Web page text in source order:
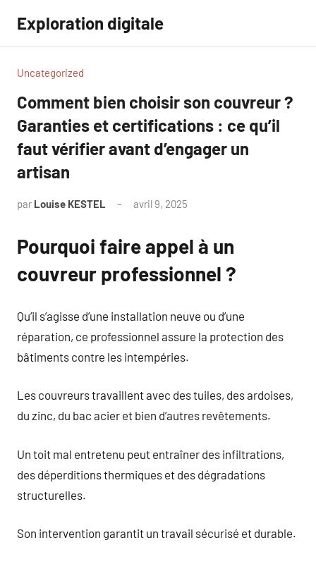
contenu
Exploration digitale
Uncategorized
Comment bien choisir son couvreur ?
Garanties et certifications : ce qu’il
faut vérifier avant d’engager un
artisan
par Louise KESTEL avril 9, 2025
Pourquoi faire appel à un
couvreur professionnel ?
Qu’il s’agisse d’une installation neuve ou d’une
réparation, ce professionnel assure la protection des
bâtiments contre les intempéries.
Les couvreurs travaillent avec des tuiles, des ardoises,
du zinc, du bac acier et bien d’autres revêtements.
Un toit mal entretenu peut entraîner des infiltrations,
des déperditions thermiques et des dégradations
structurelles.
Son intervention garantit un travail sécurisé et durable.